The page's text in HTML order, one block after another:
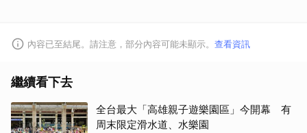
內容已至結尾。請注意，部分內容可能未顯示。 查看資訊
繼續看下去
全台最大「高雄親子遊樂園區」今開幕 有
周末限定滑水道、水樂園